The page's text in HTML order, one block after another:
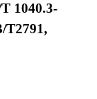
1040.3-
T2791,